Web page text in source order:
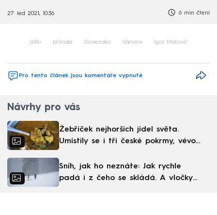
27. led 2021, 10:36 6 min čtení
jídlo příroda Slovensko Vánoce Igor Matovič
Pro tento článek jsou komentáře vypnuté
Návrhy pro vás
Žebříček nejhorších jídel světa.
Umístily se i tři české pokrmy, vévodí
Sníh, jak ho neznáte: Jak rychle
padá i z čeho se skládá. A vločky